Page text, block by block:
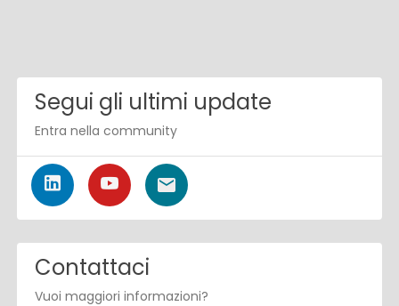
Segui gli ultimi update
Entra nella community
Contattaci
Vuoi maggiori informazioni?